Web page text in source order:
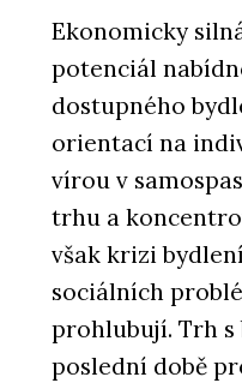
Ekonomicky
potenciál
dostupného
orientací na
vírou v
trhu a
však krizi
sociálních
prohlubují. Trh s
poslední době